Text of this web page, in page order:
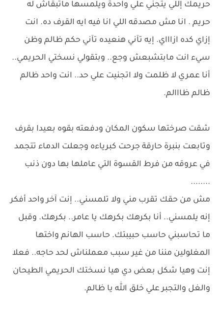
حريمك إللي يتجني علي واحدة ويلمسها ماتبقاش له
حريم . انا مش مصدقه اللي انا فيه ايه القرف ده. انت
إزاي كده ازاااي. إيه تآني هنعيده تآني حكم ظالم وظن
سيء انت مابتشبعش وجع.. وبتقولي نسختي الحريمي..
أنا عمري لا ظلمت ولا اتجنيت علي حد.. انت واحد ظالم
ظالم ظااالم.
شقت صرختها سكون المكان ودفعته بقوه بعيدا بقرف
وتابعت بنبرة حارقة جرحت كبرياءه وجعلت الدماء تتجمد
في عروقه من فرط القسوة التي عاملها بها دون ذنب
........
مش من حقك تقرب مني ولا تلمسني.. إنت آخر واحد أفكر
إنه يلمسني.. أنا بكرهك بكرهك يا عامر.. بكرهك. وقبل
ما تحاسبني حاسب حبيبتك. حاسب الهانم واختها
المغلولين مننا من غير سبب معملناش لحد حاجه.. فعلا
إنت وهيا شكل بعض دي هيا نسختك الحريمي الطيحان
والغل والتجبر علي خلق الله يا ظالم.